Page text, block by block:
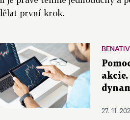
první krok.
27. 11.